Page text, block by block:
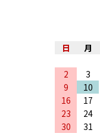
日
月
2
3
9
10
16
17
23
24
30
31